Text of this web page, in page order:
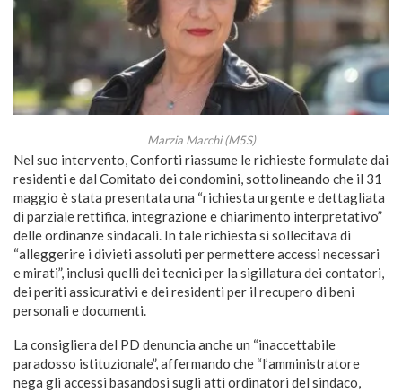
Marzia Marchi (M5S)
Nel suo intervento, Conforti riassume le richieste formulate dai
residenti e dal Comitato dei condomini, sottolineando che il 31
maggio è stata presentata una “richiesta urgente e dettagliata
di parziale rettifica, integrazione e chiarimento interpretativo”
delle ordinanze sindacali. In tale richiesta si sollecitava di
“alleggerire i divieti assoluti per permettere accessi necessari
e mirati”, inclusi quelli dei tecnici per la sigillatura dei contatori,
dei periti assicurativi e dei residenti per il recupero di beni
personali e documenti.
La consigliera del PD denuncia anche un “inaccettabile
paradosso istituzionale”, affermando che “l’amministratore
nega gli accessi basandosi sugli atti ordinatori del sindaco,